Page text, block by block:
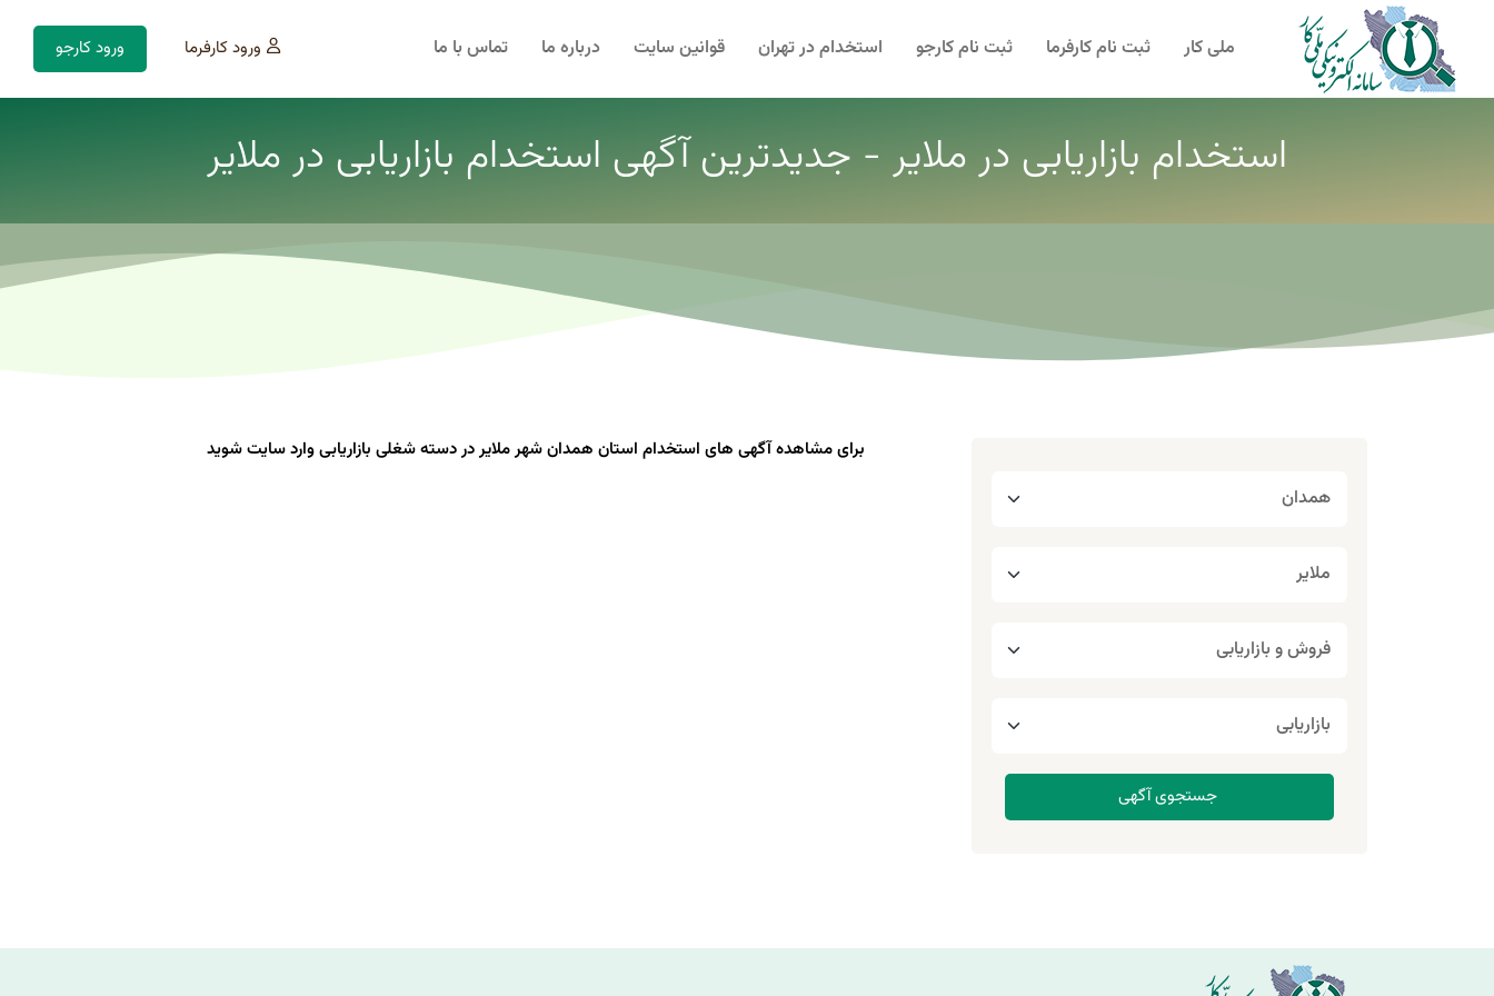
ملی کار ثبت نام کارفرما ثبت نام کارجو استخدام در تهران قوانین سایت درباره ما تماس با ما ورود کارفرما ورود کارجو
استخدام بازاریابی در ملایر - جدیدترین آگهی استخدام بازاریابی در ملایر
برای مشاهده آگهی های استخدام استان همدان شهر ملایر در دسته شغلی بازاریابی وارد سایت شوید